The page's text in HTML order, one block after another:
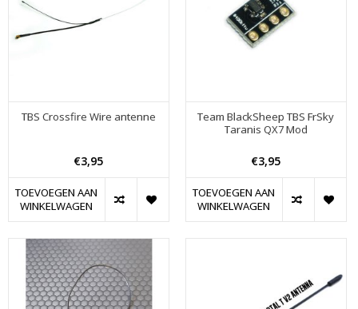
TBS Crossfire Wire antenne
€3,95
TOEVOEGEN AAN
WINKELWAGEN
Team BlackSheep TBS FrSky
Taranis QX7 Mod
€3,95
TOEVOEGEN AAN
WINKELWAGEN